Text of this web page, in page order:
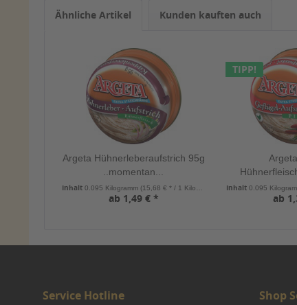
Ähnliche Artikel Kunden kauften auch
Argeta Hühnerleberaufstrich 95g
..momentan...
Inhalt 0.095 Kilogramm (15,68 € * / 1 Kilogramm)
ab 1,49 € *
TIPP!
Inhalt 0.095
ab
Service Hotline Shop